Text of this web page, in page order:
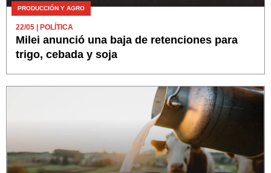
PRODUCCIÓN Y AGRO
22/05 | POLÍTICA
Milei anunció una baja de retenciones para
trigo, cebada y soja